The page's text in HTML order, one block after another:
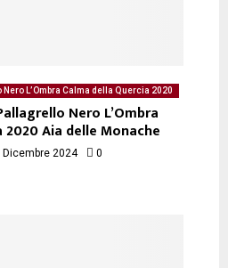
L’Ombra Calma della Quercia 2020
Nero L’Ombra
Aia delle Monache
Dicembre 2024 0